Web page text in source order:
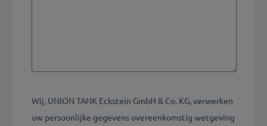
Wij, UNION TANK Eckstein GmbH & Co. KG, verwerken
uw persoonlijke gegevens overeenkomstig wetgeving